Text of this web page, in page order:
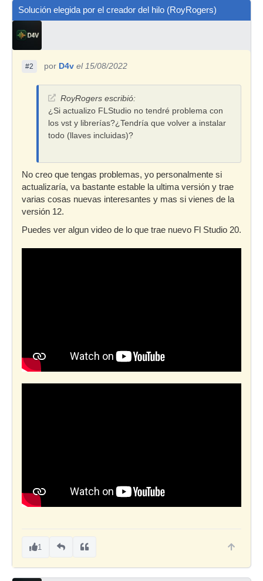
Solución elegida por el creador del hilo (RoyRogers)
#2 por D4v el 15/08/2022
RoyRogers escribió:
¿Si actualizo FLStudio no tendré problema con
los vst y librerías?¿Tendría que volver a instalar
todo (llaves incluidas)?
No creo que tengas problemas, yo personalmente si
actualizaría, va bastante estable la ultima versión y trae
varias cosas nuevas interesantes y mas si vienes de la
versión 12.
Puedes ver algun video de lo que trae nuevo Fl Studio 20.
1